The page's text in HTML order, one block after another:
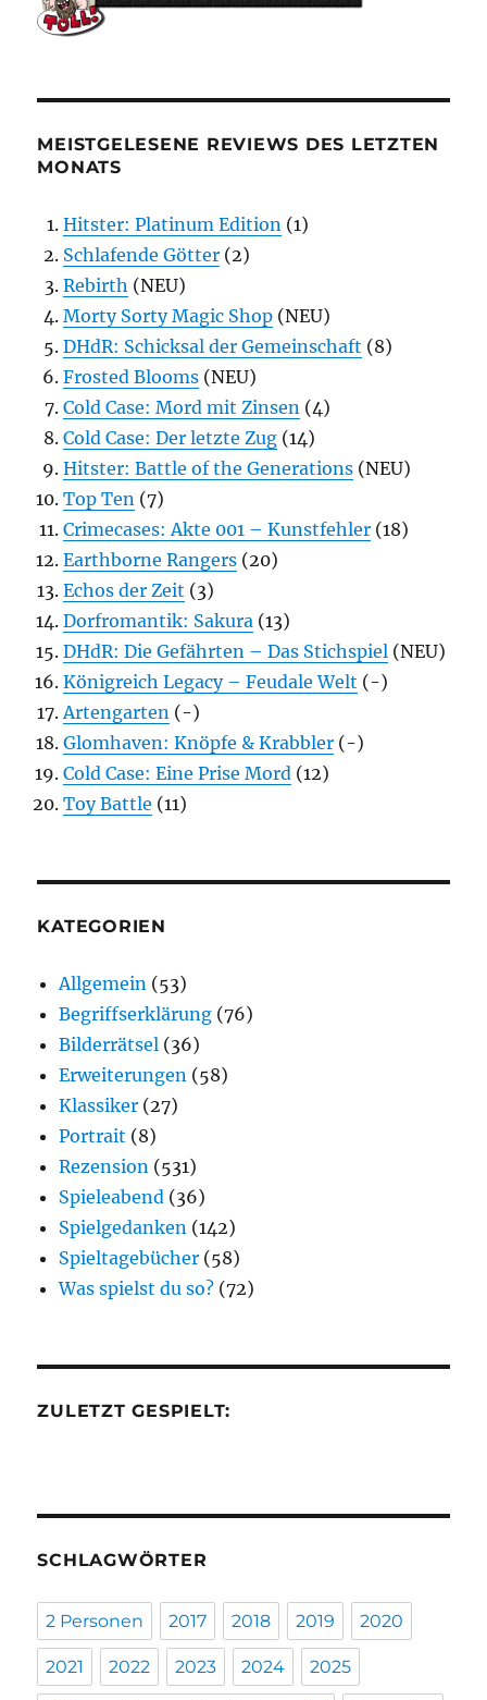
MEISTGELESENE REVIEWS DES LETZTEN
MONATS
Hitster: Platinum Edition (1)
Schlafende Götter (2)
Rebirth (NEU)
Morty Sorty Magic Shop (NEU)
DHdR: Schicksal der Gemeinschaft (8)
Frosted Blooms (NEU)
Cold Case: Mord mit Zinsen (4)
Cold Case: Der letzte Zug (14)
Hitster: Battle of the Generations (NEU)
Top Ten (7)
Crimecases: Akte 001 – Kunstfehler (18)
Earthborne Rangers (20)
Echos der Zeit (3)
Dorfromantik: Sakura (13)
DHdR: Die Gefährten – Das Stichspiel (NEU)
Königreich Legacy – Feudale Welt (-)
Artengarten (-)
Glomhaven: Knöpfe & Krabbler (-)
Cold Case: Eine Prise Mord (12)
Toy Battle (11)
KATEGORIEN
Allgemein (53)
Begriffserklärung (76)
Bilderrätsel (36)
Erweiterungen (58)
Klassiker (27)
Portrait (8)
Rezension (531)
Spieleabend (36)
Spielgedanken (142)
Spieltagebücher (58)
Was spielst du so? (72)
ZULETZT GESPIELT:
SCHLAGWÖRTER
2 Personen 2017 2018 2019 2020
2021 2022 2023 2024 2025